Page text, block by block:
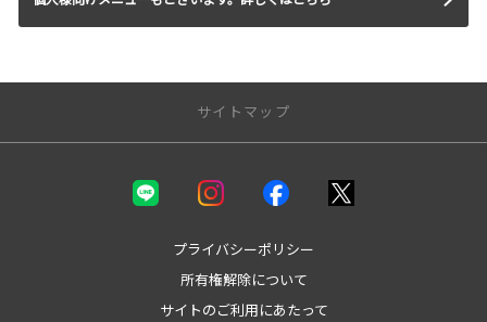
サイトマップ
プライバシーポリシー
所有権解除について
サイトのご利用にあたって